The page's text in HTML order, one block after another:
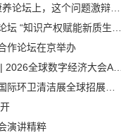
当你老了，信AI，还是信人？ | 智慧康养论坛上，这个问题激辩了数个小时
作论坛在京举办
场景驱动价值变革 产教赋能智造升级 | 2026全球数字经济大会AI+制造场景落地国际论坛成功举办
智净未来・绿动全球2027第二届澳门国际环卫清洁展全球招展正式启动
演讲精粹